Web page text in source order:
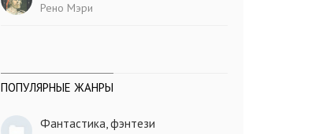
Рено Мэри
ПОПУЛЯРНЫЕ ЖАНРЫ
Фантастика, фэнтези